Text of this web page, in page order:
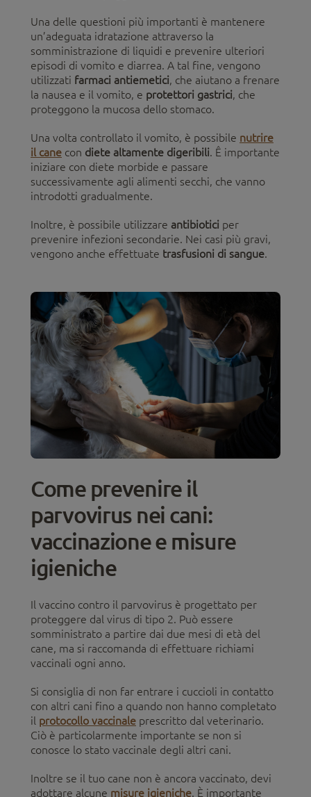
Una delle questioni più importanti è mantenere
un’adeguata idratazione attraverso la
somministrazione di liquidi e prevenire ulteriori
episodi di vomito e diarrea. A tal fine, vengono
utilizzati farmaci antiemetici , che aiutano a frenare
la nausea e il vomito, e protettori gastrici , che
proteggono la mucosa dello stomaco.
Una volta controllato il vomito, è possibile nutrire
il cane con diete altamente digeribili . Ê importante
iniziare con diete morbide e passare
successivamente agli alimenti secchi, che vanno
introdotti gradualmente.
Inoltre, è possibile utilizzare antibiotici per
prevenire infezioni secondarie. Nei casi più gravi,
vengono anche effettuate trasfusioni di sangue
Come prevenire il
parvovirus nei cani:
vaccinazione e misure
igieniche
Il vaccino contro il parvovirus è progettato per
proteggere dal virus di tipo 2. Può essere
somministrato a partire dai due mesi di età del
cane, ma si raccomanda di effettuare richiami
vaccinali ogni anno.
Si consiglia di non far entrare i cuccioli in contatto
con altri cani fino a quando non hanno completato
il protocollo vaccinale prescritto dal veterinario.
Ciò è particolarmente importante se non si
conosce lo stato vaccinale degli altri cani.
Inoltre se il tuo cane non è ancora vaccinato, devi
adottare alcune misure igieniche . È importante